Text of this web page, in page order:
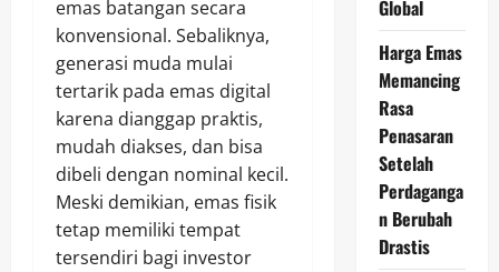
emas batangan secara
konvensional. Sebaliknya,
generasi muda mulai
tertarik pada emas digital
karena dianggap praktis,
mudah diakses, dan bisa
dibeli dengan nominal kecil.
Meski demikian, emas fisik
tetap memiliki tempat
tersendiri bagi investor
Global
Harga Emas
Memancing
Rasa
Penasaran
Setelah
Perdaganga
n Berubah
Drastis